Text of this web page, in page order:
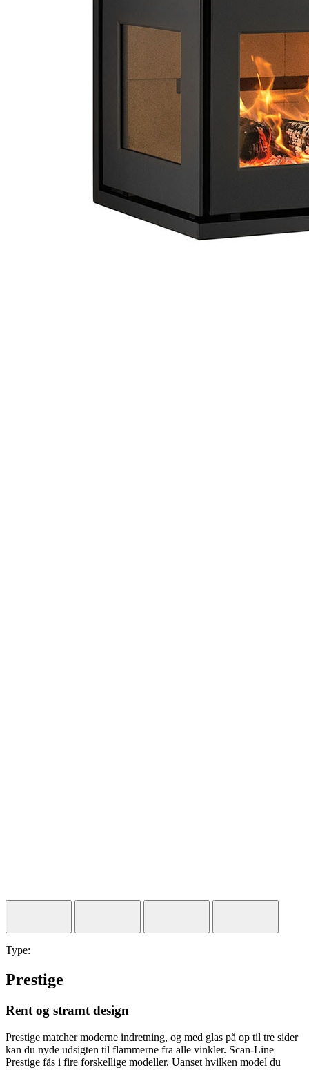
Type:
Prestige
Rent og stramt design
Prestige matcher moderne indretning, og med glas på op til tre sider
kan du nyde udsigten til flammerne fra alle vinkler. Scan-Line
Prestige fås i fire forskellige modeller. Uanset hvilken model du